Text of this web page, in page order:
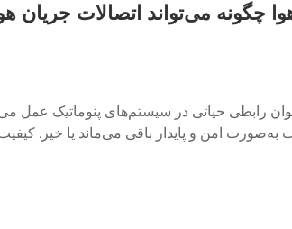
چگونه می‌تواند اتصالات
رابطی حیاتی در سیستم‌های پنوماتیک عمل
امن و پایدار باقی می‌ماند یا خیر. کیفیت
می‌گذارد، بلکه...